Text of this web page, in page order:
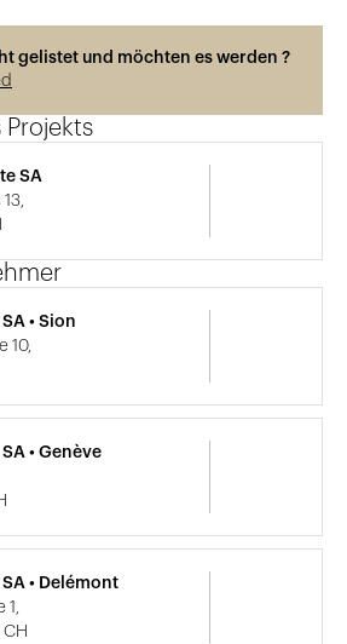
gelistet und möchten es werden ?
Projekts
SA
• Sion
10,
• Genève
SA • Delémont
1,